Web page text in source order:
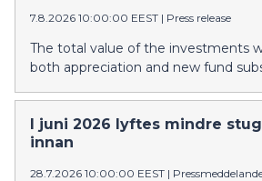
7.8.2026 10:00:00 EEST | Press release
The total value of the investments
both appreciation and new fund
I juni 2026 lyftes mindre
innan
28.7.2026 10:00:00 EEST |